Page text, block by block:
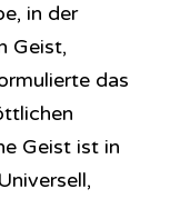
in der
Geist,
das
Geist ist in